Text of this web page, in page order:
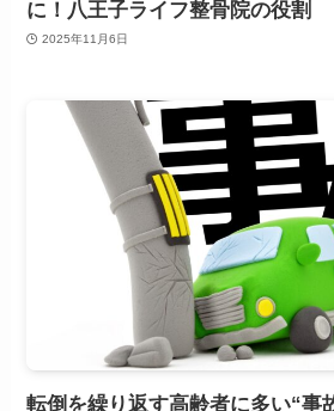
に！八王子ライフ整骨院の役割
2025年11月6日
転倒を繰り返す高齢者に多い“事